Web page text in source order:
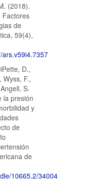
(2018).
Factores
de
59(4),
D.,
Wyss, F.,
S.
la presión
y
de
de
10665.2/34004